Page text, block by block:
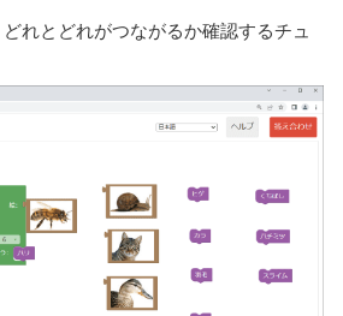
れとどれがつながるか確認するチュ